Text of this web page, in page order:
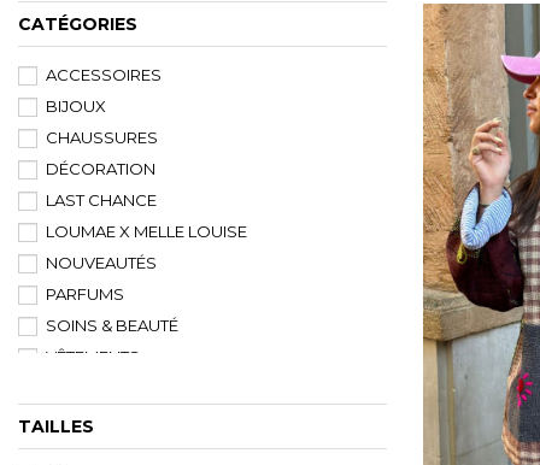
CATÉGORIES
ACCESSOIRES
BIJOUX
CHAUSSURES
DÉCORATION
LAST CHANCE
LOUMAE X MELLE LOUISE
NOUVEAUTÉS
PARFUMS
SOINS & BEAUTÉ
VÊTEMENTS
TAILLES